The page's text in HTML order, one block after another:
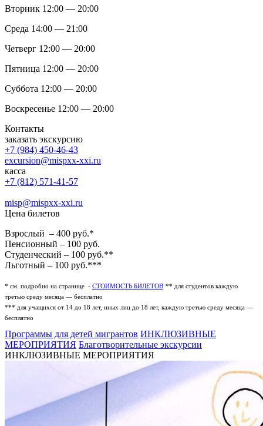
Вторник 12:00 — 20:00
Среда 14:00 — 21:00
Четверг 12:00 — 20:00
Пятница 12:00 — 20:00
Суббота 12:00 — 20:00
Воскресенье 12:00 — 20:00
Контакты
заказать экскурсию
+7 (984) 450-46-43
excursion@mispxx-xxi.ru
касса
+7 (812) 571-41-57
misp@mispxx-xxi.ru
Цена билетов
Взрослый – 400 руб.*
Пенсионный – 100 руб.
Студенческий – 100 руб.**
Льготный – 100 руб.***
* см. подробно на странице - СТОИМОСТЬ БИЛЕТОВ ** для студентов каждую
третью среду месяца — бесплатно
*** для учащихся от 14 до 18 лет, иных лиц до 18 лет, каждую третью среду месяца —
бесплатно
Программы для детей мигрантов ИНКЛЮЗИВНЫЕ
МЕРОПРИЯТИЯ Благотворительные экскурсии
ИНКЛЮЗИВНЫЕ МЕРОПРИЯТИЯ